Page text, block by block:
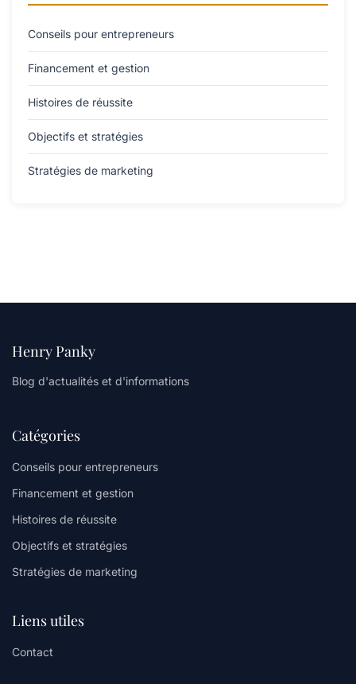
Conseils pour entrepreneurs
Financement et gestion
Histoires de réussite
Objectifs et stratégies
Stratégies de marketing
Henry Panky
Blog d'actualités et d'informations
Catégories
Conseils pour entrepreneurs
Financement et gestion
Histoires de réussite
Objectifs et stratégies
Stratégies de marketing
Liens utiles
Contact